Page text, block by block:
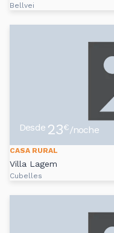
Bellvei
Desde 23€/noche
CASA RURAL
Villa Lagem
Cubelles